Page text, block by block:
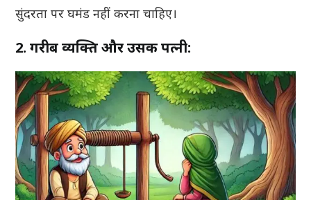
सुंदरता पर घमंड नहीं करना चाहिए।
2. गरीब व्यक्ति और उसकी पत्नी: